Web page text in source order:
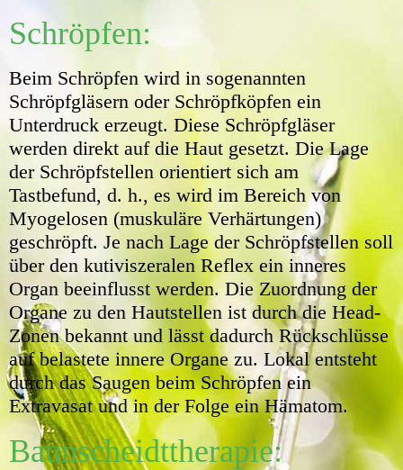
Schröpfen:
Beim Schröpfen wird in sogenannten
Schröpfgläsern oder Schröpfköpfen ein
Unterdruck erzeugt. Diese Schröpfgläser
werden direkt auf die Haut gesetzt. Die Lage
der Schröpfstellen orientiert sich am
Tastbefund, d. h., es wird im Bereich von
Myogelosen (muskuläre Verhärtungen)
geschröpft. Je nach Lage der Schröpfstellen soll
über den kutiviszeralen Reflex ein inneres
Organ beeinflusst werden. Die Zuordnung der
Organe zu den Hautstellen ist durch die Head-
Zonen bekannt und lässt dadurch Rückschlüsse
auf belastete innere Organe zu. Lokal entsteht
durch das Saugen beim Schröpfen ein
Extravasat und in der Folge ein Hämatom.
Baunscheidttherapie: